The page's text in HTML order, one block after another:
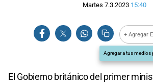
Martes 7.3.2023 15:40
+ Agregar
Agregar a tus medios
El Gobierno británico del primer